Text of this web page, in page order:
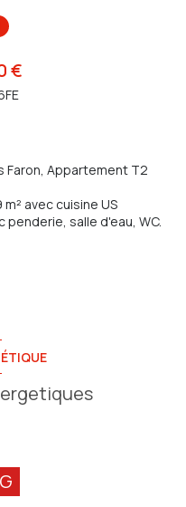
€
Faron, Appartement T2
avec cuisine US
salle d'eau, WC.
G